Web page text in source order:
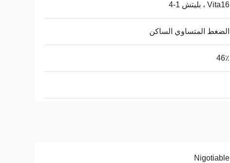
Vita16 ، بليتش 1-4
الضغط المتساوي الساكن
46٪
Nigotiable